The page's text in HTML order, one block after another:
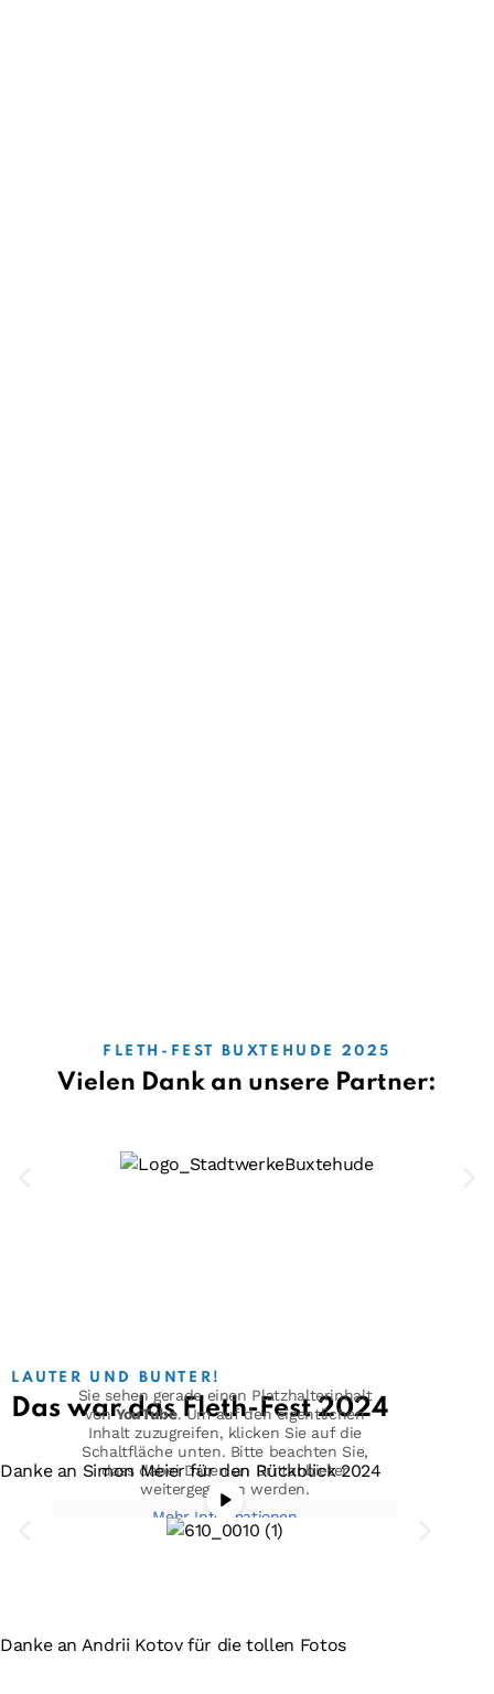
FLETH-FEST BUXTEHUDE 2025
Vielen Dank an unsere Partner:
LAUTER UND BUNTER!
Das war das Fleth-Fest 2024
Sie sehen gerade einen Platzhalterinhalt
vonYouTube. Um auf den eigentlichen
Inhalt zuzugreifen, klicken Sie auf die
Schaltfläche unten. Bitte beachten Sie,
dass dabei Daten an Drittanbieter
weitergegeben werden.
Mehr Informationen
Danke an Simon Meier für den Rückblick 2024
Danke an Andrii Kotov für die tollen Fotos